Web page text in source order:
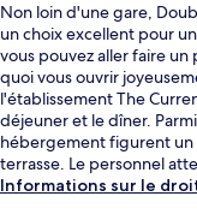
Non loin d'une gare,
un choix excellent pour
vous pouvez aller faire
quoi vous ouvrir
l'établissement The
déjeuner et le dîner.
hébergement figurent un
terrasse. Le personnel
franc succès auprès des
Informations sur le